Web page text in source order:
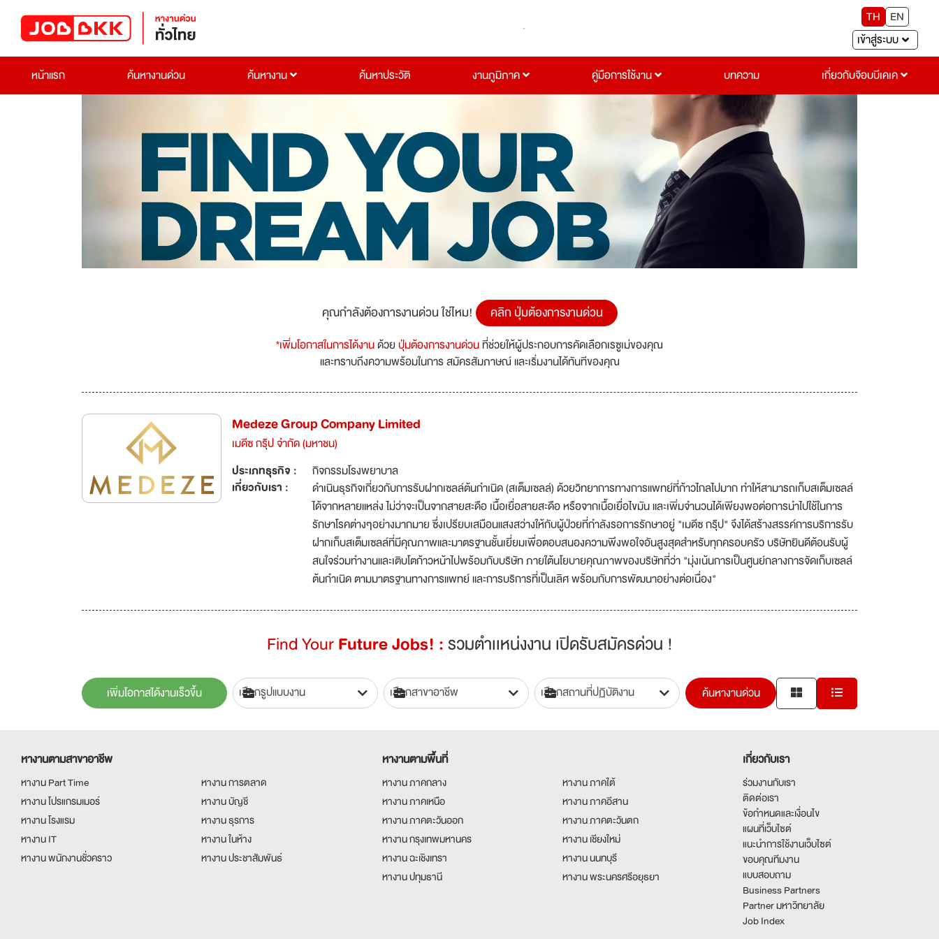
TH
EN
เข้าสู่ระบบ
หน้าแรก
ค้นหางานด่วน ค้นหางาน ค้นหาประวัติ งานภูมิภาค คู่มือการใช้งาน บทความ เกี่ยวกับจ๊อบบีเคเค
คุณกำลังต้องการงานด่วน ใช่ไหม! คลิก ปุ่มต้องการงานด่วน
*เพิ่มโอกาสในการได้งานด้วยปุ่มต้องการงานด่วนที่ช่วยให้ผู้ประกอบการคัดเลือกเรซูเม่ของคุณ
และทราบถึงความพร้อมในการ สมัครสัมภาษณ์ และเริ่มงานได้ทันทีของคุณ
Medeze Group Company Limited
เมดีซ กรุ๊ป จำกัด (มหาชน)
ประเภทธุรกิจ :
กิจกรรมโรงพยาบาล
เกี่ยวกับเรา :
ดำเนินธุรกิจเกี่ยวกับการรับฝากเซลล์ต้นกำเนิด (สเต็มเซลล์) ด้วยวิทยาการทางการแพทย์ที่ก้าวไกลไปมาก ทำให้สามารถเก็บสเต็มเซลล์
ได้จากหลายแหล่ง ไม่ว่าจะเป็นจากสายสะดือ เนื้อเยื่อสายสะดือ หรือจากเนื้อเยื่อไขมัน และเพิ่มจำนวนได้เพียงพอต่อการนำไปใช้ในการ
รักษาโรคต่างๆอย่างมากมาย ซึ่งเปรียบเสมือนแสงสว่างให้กับผู้ป่วยที่กำลังรอการรักษาอยู่ "เมดีซ กรุ๊ป" จึงได้สร้างสรรค์การบริการรับ
ฝากเก็บสเต็มเซลล์ที่มีคุณภาพและมาตรฐานชั้นเยี่ยมเพื่อตอบสนองความพึงพอใจอันสูงสุดสำหรับทุกครอบครัว บริษัทยินดีต้อนรับผู้
สนใจร่วมทำงานและเติบโตก้าวหน้าไปพร้อมกับบริษัท ภายใต้นโยบายคุณภาพของบริษัทที่ว่า "มุ่งเน้นการเป็นศูนย์กลางการจัดเก็บเซลล์
ต้นกำเนิด ตามมาตรฐานทางการแพทย์ และการบริการที่เป็นเลิศ พร้อมกับการพัฒนาอย่างต่อเนื่อง"
Find YourFuture Jobs! :รวมตำเเหน่งงาน เปิดรับสมัครด่วน !
เพิ่มโอกาสได้งานเร็วขึ้น ค้นหางานด่วน
หางานตามสาขาอาชีพ
หางาน Part Time
หางาน การตลาด
หางาน โปรแกรมเมอร์
หางาน บัญชี
หางาน โรงแรม
หางาน ธุรการ
หางาน IT
หางาน ในห้าง
หางาน พนักงานชั่วคราว
หางาน ประชาสัมพันธ์
หางานตามพื้นที่
หางาน ภาคกลาง
หางาน ภาคใต้
หางาน ภาคเหนือ
หางาน ภาคอีสาน
หางาน ภาคตะวันออก
หางาน ภาคตะวันตก
หางาน กรุงเทพมหานคร
หางาน เชียงใหม่
หางาน ฉะเชิงเทรา
หางาน นนทบุรี
หางาน ปทุมธานี
หางาน พระนครศรีอยุธยา
เกี่ยวกับเรา
ร่วมงานกับเรา
ติดต่อเรา
ข้อกำหนดและเงื่อนไข
แผนที่เว็บไซต์
แนะนำการใช้งานเว็บไซต์
ขอบคุณทีมงาน
แบบสอบถาม
Business Partners
Partner มหาวิทยาลัย
Job Index